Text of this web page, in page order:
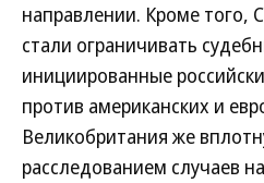
направлении. Кроме того,
стали ограничивать
инициированные
против американских и
Великобритания же
расследованием случаев